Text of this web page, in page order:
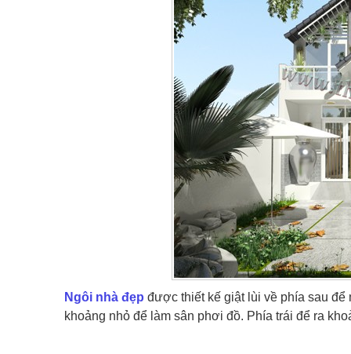
Ngôi nhà đẹp được thiết kế giật lùi về phía sau để
khoảng nhỏ để làm sân phơi đồ. Phía trái để ra